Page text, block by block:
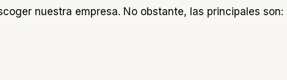
nuestra empresa. No obstante, las principales